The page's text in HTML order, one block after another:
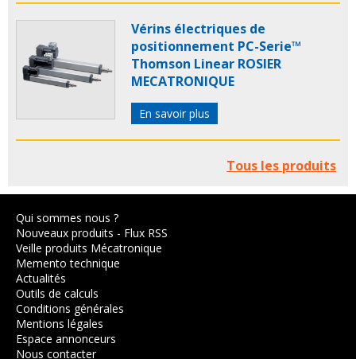
Vérins électriques de
positionnement PC-Serie™
Thomson Linear ROSIER
MECATRONIQUE
En savoir plus
Tous les produits
Qui sommes nous ?
Nouveaux produits - Flux RSS
Veille produits Mécatronique
Memento technique
Actualités
Outils de calculs
Conditions générales
Mentions légales
Espace annonceurs
Nous contacter